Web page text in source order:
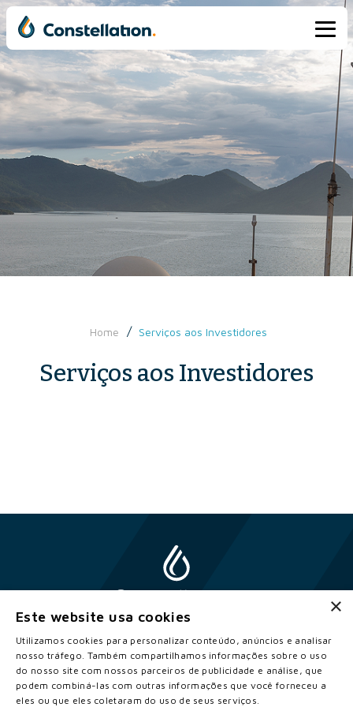
Home / Serviços aos Investidores
Serviços aos Investidores
2026 © Copyright Constellation. Todos os direitos reservados.
Termos de Uso
×
Este website usa cookies
Utilizamos cookies para personalizar conteúdo, anúncios e analisar
nosso tráfego. Também compartilhamos informações sobre o uso
do nosso site com nossos parceiros de publicidade e análise, que
podem combiná-las com outras informações que você forneceu a
eles ou que eles coletaram do uso de seus serviços.